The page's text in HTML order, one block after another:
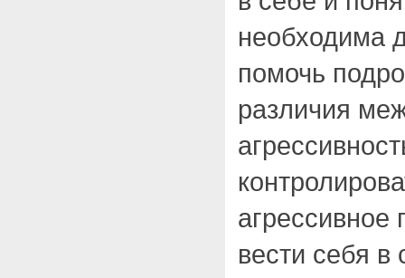
необходима
помочь
различия
агрессивное
вести себя в